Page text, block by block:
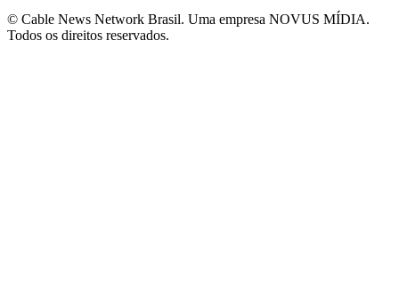
© Cable News Network Brasil. Uma empresa NOVUS MÍDIA.
Todos os direitos reservados.